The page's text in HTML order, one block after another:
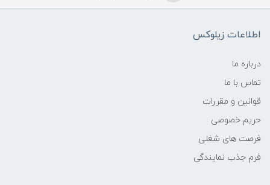
اطلاعات زیلوکس
درباره ما
تماس با ما
قوانین و مقررات
حریم خصوصی
فرصت های شغلی
فرم جذب نمایندگی